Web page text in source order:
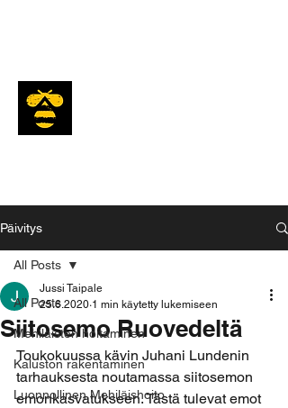
Päivitys
All Posts
Mehiläisten hoitaminen
Kaluston rakentaminen
Luonnollinen Mehiläishoito
All Posts
Siitosemo Ruovedeltä
Jussi Taipale
25.6.2020 1 min käytetty lukemiseen
Toukokuussa kävin Juhani Lundenin
tarhauksesta noutamassa siitosemon
emonkasvatukseen. Tästä tulevat emot